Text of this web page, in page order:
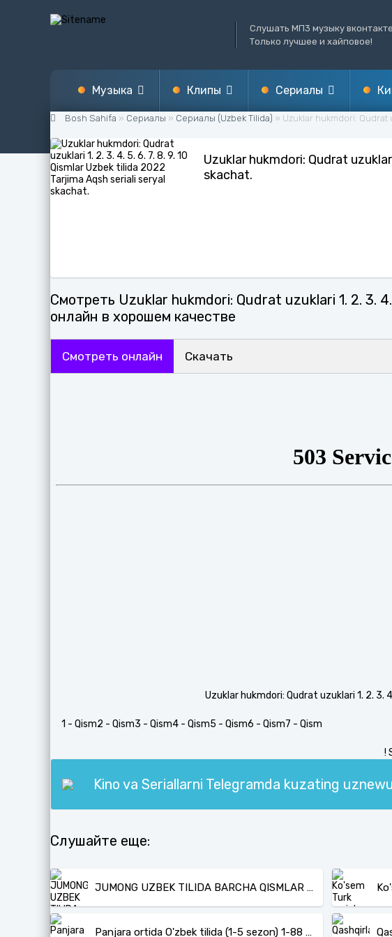
Bosh Sahifa » Сериалы » Сериалы (Uzbek Tilida) » Uzuklar hukmdori: Qudrat
Uzuklar hukmdori: Qudrat
skachat.
Смотреть Uzuklar hukmdori: Qudrat uzuklari 1. 2. 3.
онлайн в хорошем качестве
Смотреть онлайн Скачать
Uzuklar hukmdori: Qudrat uzuklari 1. 2. 3.
1 - Qism2 - Qism3 - Qism4 - Qism5 - Qism6 - Qism7 - Qism
!
Kino va Seriallarni Telegramda kuzating
Слушайте еще:
JUMONG UZBEK TILIDA BARCHA QISMLAR / ЖУМОНГ – УЗБЕК ТИЛИДА (1-162) КОРЕЯ СЕРИАЛИ
Panjara ortida O'zbek tilida (1-5 sezon) 1-88 qism HD barcha qismlar
Слушать МП3 музыку вконтакте
Только лучшее и хайповое!
Mузыка
Узбекская музыка
Русская музыка
Tik Tok
Клипы
Узбекские
Зарубежные
Сериалы
Uzbek tilida